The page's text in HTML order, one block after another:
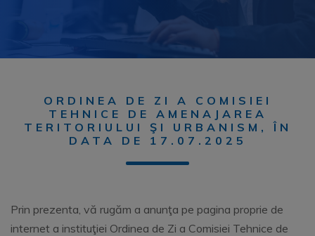
ORDINEA DE ZI A COMISIEI
TEHNICE DE AMENAJAREA
TERITORIULUI ŞI URBANISM, ÎN
DATA DE 17.07.2025
Prin prezenta, vă rugăm a anunţa pe pagina proprie de
internet a instituţiei Ordinea de Zi a Comisiei Tehnice de